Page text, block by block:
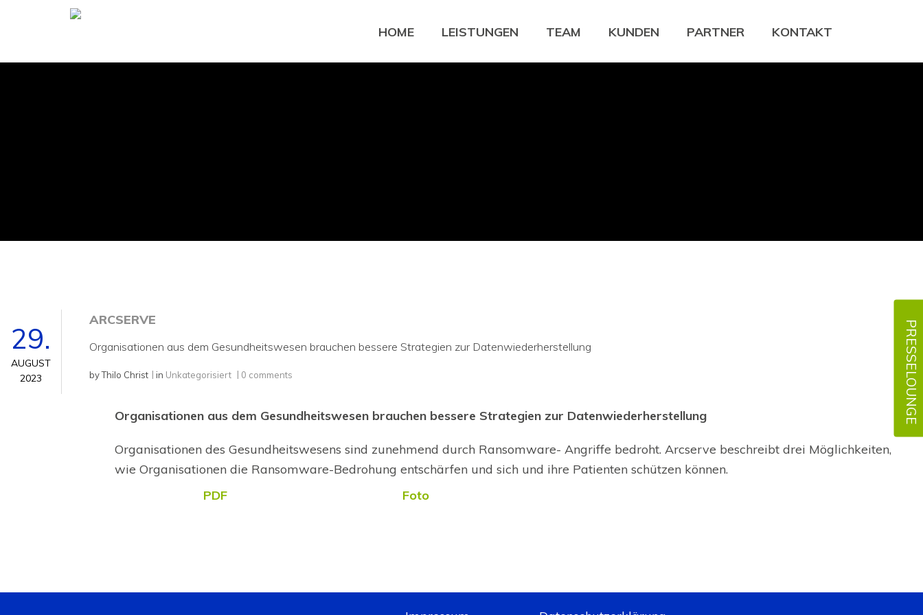
HOME LEISTUNGEN TEAM KUNDEN PARTNER KONTAKT
29.
AUGUST
2023
ARCSERVE
Organisationen aus dem Gesundheitswesen brauchen bessere Strategien zur Datenwiederherstellung
byThilo Christ in Unkategorisiert 0 comments
Organisationen aus dem Gesundheitswesen brauchen bessere Strategien zur Datenwiederherstellung
Organisationen des Gesundheitswesens sind zunehmend durch Ransomware- Angriffe bedroht. Arcserve beschreibt drei Möglichkeiten,
wie Organisationen die Ransomware-Bedrohung entschärfen und sich und ihre Patienten schützen können.
PDF
Foto
PRESSELOUNGE